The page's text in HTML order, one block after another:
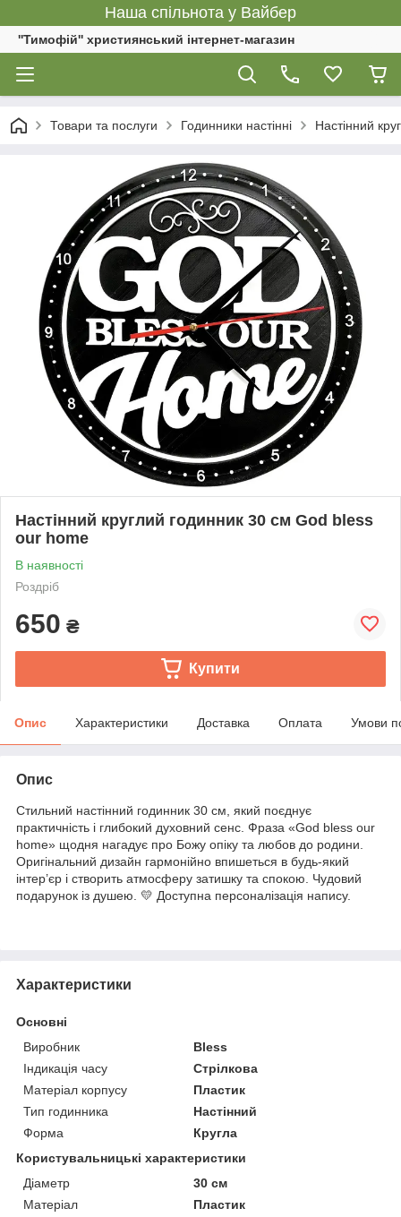
Наша спільнота у Вайбер
''Тимофій'' християнський інтернет-магазин
Товари та послуги Годинники настінні Настінний
Настінний круглий годинник 30 см God bless
our home
В наявності
Роздріб
650 ₴
Купити
Опис Характеристики Доставка Оплата Умови
Опис
Стильний настінний годинник 30 см, який поєднує
практичність і глибокий духовний сенс. Фраза «God bless our
home» щодня нагадує про Божу опіку та любов до родини.
Оригінальний дизайн гармонійно впишеться в будь-який
інтер’єр і створить атмосферу затишку та спокою. Чудовий
подарунок із душею. 💛 Доступна персоналізація напису.
Характеристики
Основні
Виробник
Bless
Індикація часу
Стрілкова
Матеріал корпусу
Пластик
Тип годинника
Настінний
Форма
Кругла
Користувальницькі характеристики
Діаметр
30 см
Матеріал
Пластик